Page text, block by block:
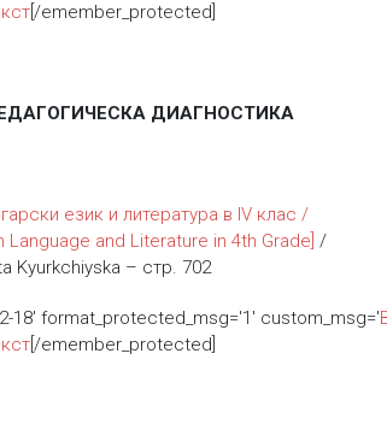
[/emember_protected]
ПЕДАГОГИЧЕСКА ДИАГНОСТИКА
език и литература в IV клас /
Language and Literature in 4th Grade] /
Kyurkchiyska – стр. 702
18' format_protected_msg='1' custom_msg='
[/emember_protected]